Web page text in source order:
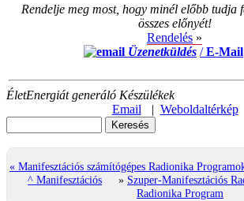
Rendelje meg most, hogy minél előbb tudja
összes előnyét!
Rendelés »
Üzenetküldés /E-Mail
ÉletEnergiát generáló Készülékek
Email
| Weboldaltérkép
« Manifesztációs számítógépes Radionika
» Szuper-Manifesztációs
^ Manifesztációs
Radionika Program